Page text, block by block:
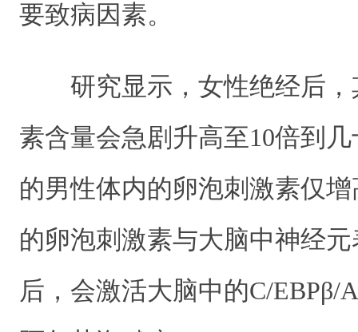
要致病因素。
研究显示，女性绝经后，
素含量会急剧升高至10倍到
的男性体内的卵泡刺激素仅
的卵泡刺激素与大脑中神经
后，会激活大脑中的C/EBPβ/